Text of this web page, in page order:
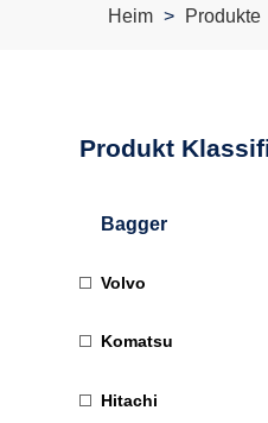
Heim Produkte
Produkt
Bagger
Volvo
Komatsu
Hitachi